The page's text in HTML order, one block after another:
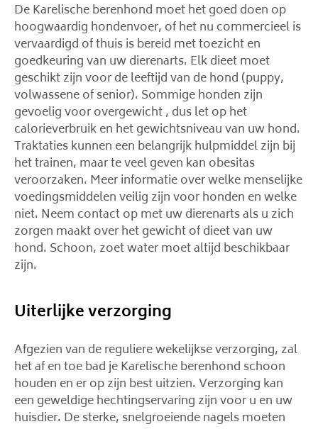
De Karelische berenhond moet het goed doen op
hoogwaardig hondenvoer, of het nu commercieel is
vervaardigd of thuis is bereid met toezicht en
goedkeuring van uw dierenarts. Elk dieet moet
geschikt zijn voor de leeftijd van de hond (puppy,
volwassene of senior). Sommige honden zijn
gevoelig voor overgewicht , dus let op het
calorieverbruik en het gewichtsniveau van uw hond.
Traktaties kunnen een belangrijk hulpmiddel zijn bij
het trainen, maar te veel geven kan obesitas
veroorzaken. Meer informatie over welke menselijke
voedingsmiddelen veilig zijn voor honden en welke
niet. Neem contact op met uw dierenarts als u zich
zorgen maakt over het gewicht of dieet van uw
hond. Schoon, zoet water moet altijd beschikbaar
zijn.
Uiterlijke verzorging
Afgezien van de reguliere wekelijkse verzorging, zal
het af en toe bad je Karelische berenhond schoon
houden en er op zijn best uitzien. Verzorging kan
een geweldige hechtingservaring zijn voor u en uw
huisdier. De sterke, snelgroeiende nagels moeten